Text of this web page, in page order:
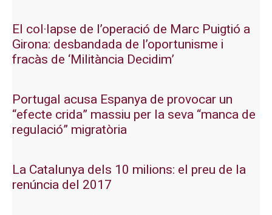
El col·lapse de l’operació de Marc Puigtió a
Girona: desbandada de l’oportunisme i
fracàs de ‘Militància Decidim’
Portugal acusa Espanya de provocar un
“efecte crida” massiu per la seva “manca de
regulació” migratòria
La Catalunya dels 10 milions: el preu de la
renúncia del 2017